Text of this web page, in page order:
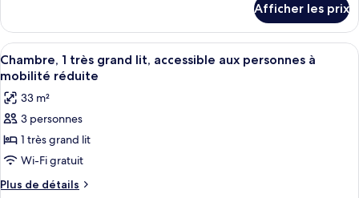
2
grands
lits,
accessible
aux
personnes
à
mobilité
réduite,
baignoire
Chambre,
grands
lits,
aux
personnes
mobilité
réduite,
Afficher les prix
Afficher
toutes
les
photos
pour
ce
type
de
Une chambre d’hôtel avec un lit, un
4
Chambre, 1 très grand lit, accessible aux personnes à
mobilité réduite
33 m²
3 personnes
1 très grand lit
Wi-Fi gratuit
Plus de détails
Plus